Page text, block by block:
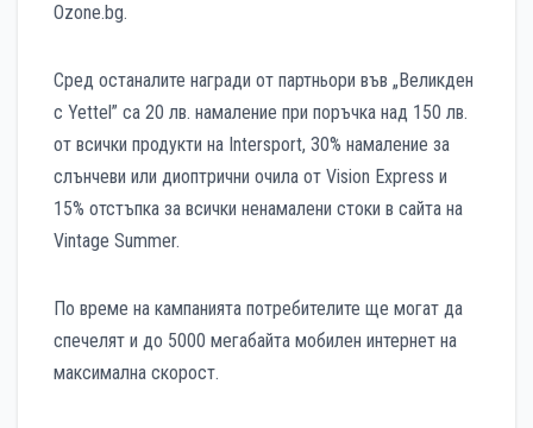
Ozone.bg.
Сред останалите награди от партньори във „Великден
с Yettel” са 20 лв. намаление при поръчка над 150 лв.
от всички продукти на Intersport, 30% намаление за
слънчеви или диоптрични очила от Vision Express и
15% отстъпка за всички ненамалени стоки в сайта на
Vintage Summer.
По време на кампанията потребителите ще могат да
спечелят и до 5000 мегабайта мобилен интернет на
максимална скорост.